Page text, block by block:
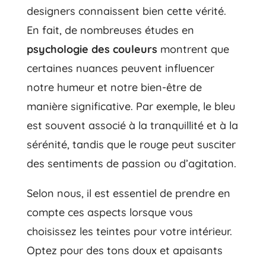
designers connaissent bien cette vérité.
En fait, de nombreuses études en
psychologie des couleurs montrent que
certaines nuances peuvent influencer
notre humeur et notre bien-être de
manière significative. Par exemple, le bleu
est souvent associé à la tranquillité et à la
sérénité, tandis que le rouge peut susciter
des sentiments de passion ou d’agitation.
Selon nous, il est essentiel de prendre en
compte ces aspects lorsque vous
choisissez les teintes pour votre intérieur.
Optez pour des tons doux et apaisants